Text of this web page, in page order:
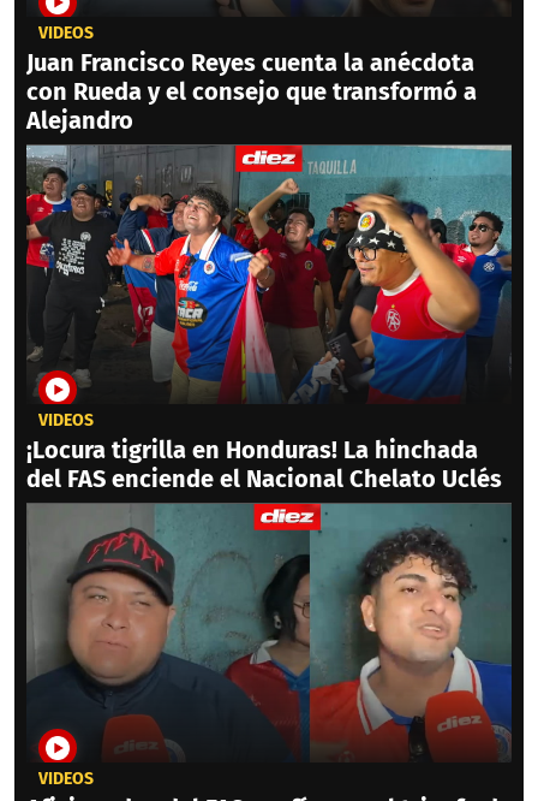
VIDEOS
Juan Francisco Reyes cuenta la anécdota
con Rueda y el consejo que transformó a
Alejandro
VIDEOS
¡Locura tigrilla en Honduras! La hinchada
del FAS enciende el Nacional Chelato Uclés
VIDEOS